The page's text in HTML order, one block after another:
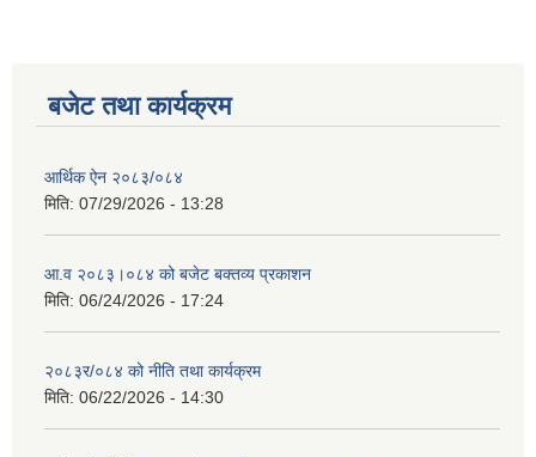
बजेट तथा कार्यक्रम
आर्थिक ऐन २०८३/०८४
मिति: 07/29/2026 - 13:28
आ.व २०८३।०८४ को बजेट बक्तव्य प्रकाशन
मिति: 06/24/2026 - 17:24
२०८३र/०८४ को नीति तथा कार्यक्रम
मिति: 06/22/2026 - 14:30